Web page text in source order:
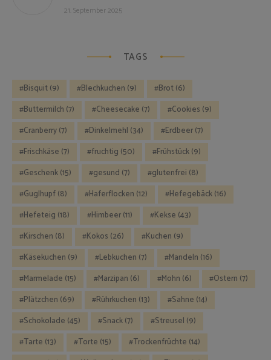
21. September 2025
TAGS
Bisquit(9) Blechkuchen (9) Brot(6)
Buttermilch (7) Cheesecake (7) Cookies (9)
Cranberry(7) Dinkelmehl (34) Erdbeer(7)
Frischkäse (7) fruchtig (50) Frühstück(9)
Geschenk(15) gesund (7) glutenfrei (8)
Guglhupf(8) Haferflocken (12) Hefegebäck(16)
Hefeteig (18) Himbeer(11) Kekse (43)
Kirschen (8) Kokos (26) Kuchen (9)
Käsekuchen (9) Lebkuchen (7) Mandeln (16)
Marmelade (15) Marzipan (6) Mohn (6) Ostern (7)
Plätzchen (69) Rührkuchen (13) Sahne (14)
Schokolade (45) Snack(7) Streusel (9)
Tarte (13) Torte (15) Trockenfrüchte (14)